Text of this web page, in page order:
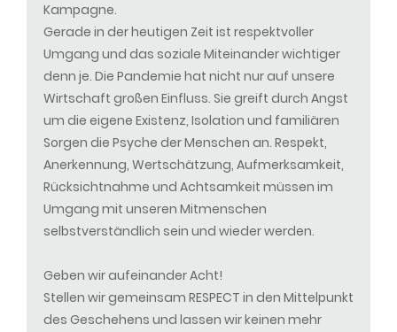
Kampagne.
Gerade in der heutigen Zeit ist respektvoller
Umgang und das soziale Miteinander wichtiger
denn je. Die Pandemie hat nicht nur auf unsere
Wirtschaft großen Einfluss. Sie greift durch Angst
um die eigene Existenz, Isolation und familiären
Sorgen die Psyche der Menschen an. Respekt,
Anerkennung, Wertschätzung, Aufmerksamkeit,
Rücksichtnahme und Achtsamkeit müssen im
Umgang mit unseren Mitmenschen
selbstverständlich sein und wieder werden.
Geben wir aufeinander Acht!
Stellen wir gemeinsam RESPECT in den Mittelpunkt
des Geschehens und lassen wir keinen mehr